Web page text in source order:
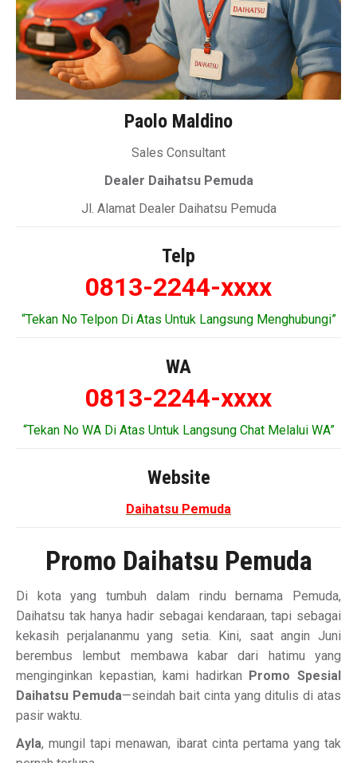
Paolo Maldino
Sales Consultant
Dealer Daihatsu Pemuda
Jl. Alamat Dealer Daihatsu Pemuda
Telp
0813-2244-xxxx
“Tekan No Telpon Di Atas Untuk Langsung Menghubungi”
WA
0813-2244-xxxx
“Tekan No WA Di Atas Untuk Langsung Chat Melalui WA”
Website
Daihatsu Pemuda
Promo Daihatsu Pemuda
Di kota yang tumbuh dalam rindu bernama Pemuda,
Daihatsu tak hanya hadir sebagai kendaraan, tapi sebagai
kekasih perjalananmu yang setia. Kini, saat angin Juni
berembus lembut membawa kabar dari hatimu yang
menginginkan kepastian, kami hadirkan Promo Spesial
Daihatsu Pemuda—seindah bait cinta yang ditulis di atas
pasir waktu.
Ayla, mungil tapi menawan, ibarat cinta pertama yang tak